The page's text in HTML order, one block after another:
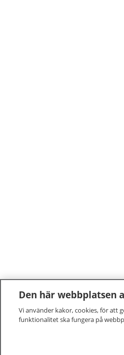
Den här webbplatsen
Vi använder kakor, cookies, för att
funktionalitet ska fungera på